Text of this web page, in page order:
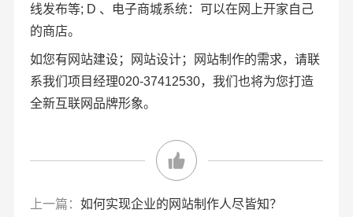
线发布等; D 、电子商城系统：可以在网上开家自己
的商店。
如您有网站建设；网站设计；网站制作的需求，请联
系我们项目经理020-37412530，我们也将为您打造
全新互联网品牌形象。
上一篇： 如何实现企业的网站制作人尽皆知？